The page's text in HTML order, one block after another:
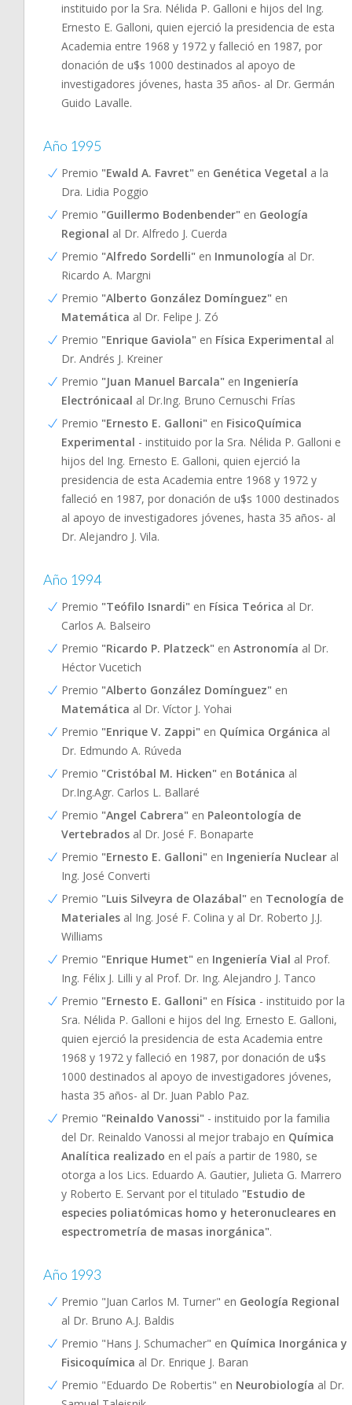
instituido por la Sra. Nélida P. Galloni e hijos del Ing.
Ernesto E. Galloni, quien ejerció la presidencia de esta
Academia entre 1968 y 1972 y falleció en 1987, por
donación de u$s 1000 destinados al apoyo de
investigadores jóvenes, hasta 35 años- al Dr. Germán
Guido Lavalle.
Año 1995
Premio "Ewald A. Favret" en Genética Vegetal a la
Dra. Lidia Poggio
Premio "Guillermo Bodenbender" en Geología
Regional al Dr. Alfredo J. Cuerda
Premio "Alfredo Sordelli" en Inmunología al Dr.
Ricardo A. Margni
Premio "Alberto González Domínguez" en
Matemática al Dr. Felipe J. Zó
Premio "Enrique Gaviola" en Física Experimental al
Dr. Andrés J. Kreiner
Premio "Juan Manuel Barcala" en Ingeniería
Electrónicaal al Dr.Ing. Bruno Cernuschi Frías
Premio "Ernesto E. Galloni" en FisicoQuímica
Experimental - instituido por la Sra. Nélida P. Galloni e
hijos del Ing. Ernesto E. Galloni, quien ejerció la
presidencia de esta Academia entre 1968 y 1972 y
falleció en 1987, por donación de u$s 1000 destinados
al apoyo de investigadores jóvenes, hasta 35 años- al
Dr. Alejandro J. Vila.
Año 1994
Premio "Teófilo Isnardi" en Física Teórica al Dr.
Carlos A. Balseiro
Premio "Ricardo P. Platzeck" en Astronomía al Dr.
Héctor Vucetich
Premio "Alberto González Domínguez" en
Matemática al Dr. Víctor J. Yohai
Premio "Enrique V. Zappi" en Química Orgánica al
Dr. Edmundo A. Rúveda
Premio "Cristóbal M. Hicken" en Botánica al
Dr.Ing.Agr. Carlos L. Ballaré
Premio "Angel Cabrera" en Paleontología de
Vertebrados al Dr. José F. Bonaparte
Premio "Ernesto E. Galloni" en Ingeniería Nuclear al
Ing. José Converti
Premio "Luis Silveyra de Olazábal" en Tecnología de
Materiales al Ing. José F. Colina y al Dr. Roberto J.J.
Williams
Premio "Enrique Humet" en Ingeniería Vial al Prof.
Ing. Félix J. Lilli y al Prof. Dr. Ing. Alejandro J. Tanco
Premio "Ernesto E. Galloni" en Física - instituido por la
Sra. Nélida P. Galloni e hijos del Ing. Ernesto E. Galloni,
quien ejerció la presidencia de esta Academia entre
1968 y 1972 y falleció en 1987, por donación de u$s
1000 destinados al apoyo de investigadores jóvenes,
hasta 35 años- al Dr. Juan Pablo Paz.
Premio "Reinaldo Vanossi" - instituido por la familia
del Dr. Reinaldo Vanossi al mejor trabajo en Química
Analítica realizado en el país a partir de 1980, se
otorga a los Lics. Eduardo A. Gautier, Julieta G. Marrero
y Roberto E. Servant por el titulado "Estudio de
especies poliatómicas homo y heteronucleares en
espectrometría de masas inorgánica".
Año 1993
Premio "Juan Carlos M. Turner" en Geología Regional
al Dr. Bruno A.J. Baldis
Premio "Hans J. Schumacher" en Química Inorgánica y
Fisicoquímica al Dr. Enrique J. Baran
Premio "Eduardo De Robertis" en Neurobiología al Dr.